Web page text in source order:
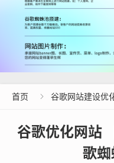
首页  谷歌网站建设优
谷歌优化网站
歌蜘